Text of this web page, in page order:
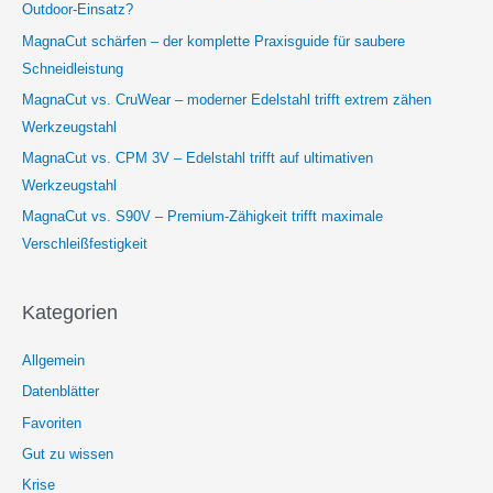
Outdoor-Einsatz?
MagnaCut schärfen – der komplette Praxisguide für saubere
Schneidleistung
MagnaCut vs. CruWear – moderner Edelstahl trifft extrem zähen
Werkzeugstahl
MagnaCut vs. CPM 3V – Edelstahl trifft auf ultimativen
Werkzeugstahl
MagnaCut vs. S90V – Premium-Zähigkeit trifft maximale
Verschleißfestigkeit
Kategorien
Allgemein
Datenblätter
Favoriten
Gut zu wissen
Krise